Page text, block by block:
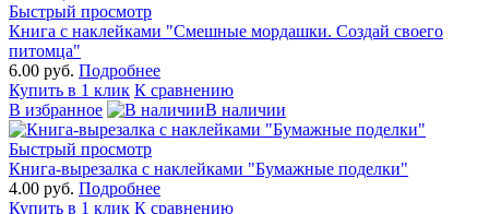
Быстрый просмотр
Книга с наклейками "Смешные мордашки. Создай своего
питомца"
6.00 руб. Подробнее
Купить в 1 клик К сравнению
В избранное
В наличии
Быстрый просмотр
Книга-вырезалка с наклейками "Бумажные поделки"
4.00 руб. Подробнее
Купить в 1 клик К сравнению